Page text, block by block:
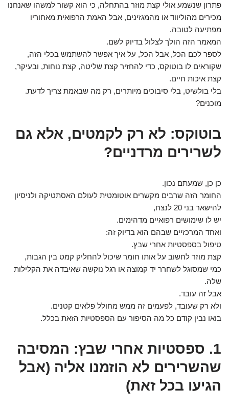
פתרון שנשמע אולי קצת מוזר בהתחלה, כי הוא קשור למשהו שאנחנו
מכירים מהוליווד או מהמגזינים, אבל האמת הרפואית מאחוריו
מפתיעה לטובה.
המאמר הזה הולך לצלול בדיוק לשם.
לספר לכם הכל, אבל הכל, על איך אפשר להשתמש בכלי הזה,
שקוראים לו בוטוקס, כדי להחזיר קצת שליטה, קצת נוחות, ובעיקר,
קצת איכות חיים.
בלי בולשיט, בלי סיבוכים מיותרים, רק מה שבאמת צריך לדעת.
מוכנים?
בוטוקס: לא רק לקמטים, אלא גם
לשרירים מרדניים?
כן כן, שמעתם נכון.
החומר הזה שרבים מקשרים אוטומטית לעולם האסתטיקה ולניסיון
להישאר בני 20 לנצח,
יש לו שימושים רפואיים מדהימים.
ואחד המרכזיים שבהם הוא בדיוק זה:
טיפול בספסטיות אחרי שבץ.
קצת מוזר לחשוב על אותו חומר שיכול להחליק קמט בין הגבות,
כמי שמסוגל לשחרר יד קמוצה או רגל נוקשה שאיבדה את הקלילות
שלה.
אבל זה עובד.
ולא רק שעובד, לפעמים זה ממש מחולל פלאים קטנים.
בואו נבין קודם כל מה הסיפור עם הספסטיות הזאת בכלל.
1. ספסטיות אחרי שבץ: המסיבה
שהשרירים לא הוזמנו אליה (אבל
הגיעו בכל זאת)